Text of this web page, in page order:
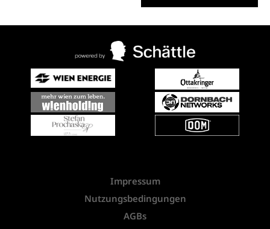
Impressum
Nutzungsbedingungen
AGBs